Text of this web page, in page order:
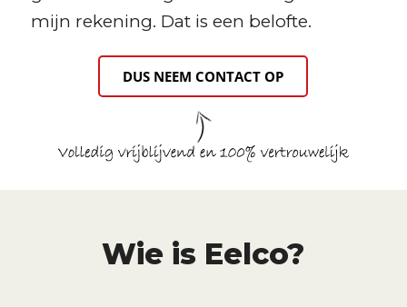
mijn rekening. Dat is een belofte.
DUS NEEM CONTACT OP
Wie is Eelco?